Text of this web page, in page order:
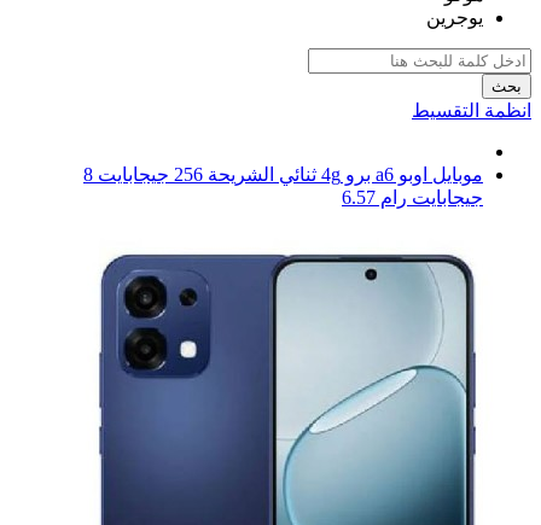
يوجرين
بحث
انظمة التقسيط
موبايل اوبو a6 برو 4g ثنائي الشريحة 256 جيجابايت 8
جيجابايت رام 6.57